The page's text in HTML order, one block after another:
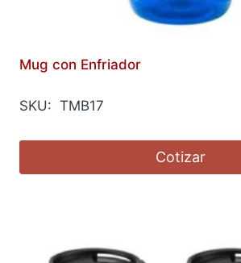
Mug con Enfriador
SKU: TMB17
Cotizar